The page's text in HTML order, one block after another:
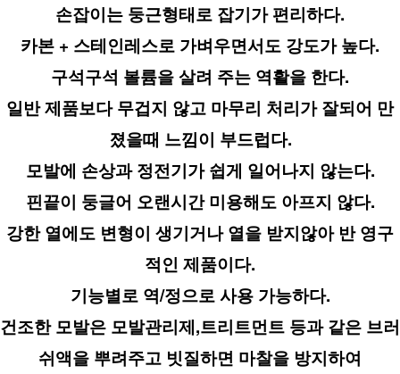
손잡이는 둥근형태로 잡기가 편리하다.
카본 + 스테인레스로 가벼우면서도 강도가 높다.
구석구석 볼륨을 살려 주는 역활을 한다.
일반 제품보다 무겁지 않고 마무리 처리가 잘되어 만
졌을때 느낌이 부드럽다.
모발에 손상과 정전기가 쉽게 일어나지 않는다.
핀끝이 둥글어 오랜시간 미용해도 아프지 않다.
강한 열에도 변형이 생기거나 열을 받지않아 반 영구
적인 제품이다.
기능별로 역/정으로 사용 가능하다.
건조한 모발은 모발관리제,트리트먼트 등과 같은 브러
쉬액을 뿌려주고 빗질하면 마찰을 방지하여